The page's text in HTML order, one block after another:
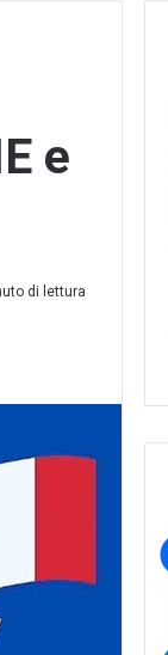
e
di lettura